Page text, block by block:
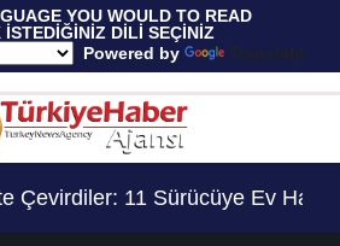
YOU WOULD TO READ
DİLİ SEÇİNİZ
Powered by
Translate
Ceza..! Getirilen 70 Yaş